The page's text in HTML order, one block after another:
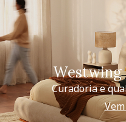
Westwing
Curadoria e